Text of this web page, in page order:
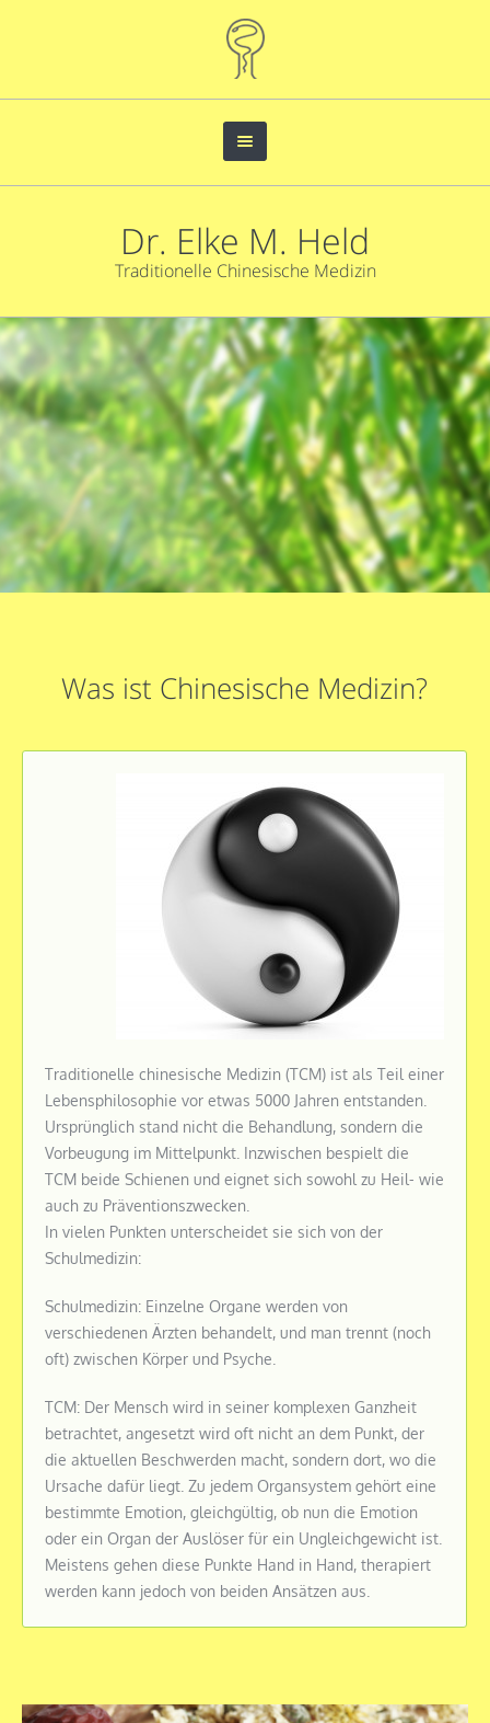
Dr. Elke M. Held
Traditionelle Chinesische Medizin
Was ist Chinesische Medizin?
Traditionelle chinesische Medizin (TCM) ist als Teil einer
Lebensphilosophie vor etwas 5000 Jahren entstanden.
Ursprünglich stand nicht die Behandlung, sondern die
Vorbeugung im Mittelpunkt. Inzwischen bespielt die
TCM beide Schienen und eignet sich sowohl zu Heil- wie
auch zu Präventionszwecken.
In vielen Punkten unterscheidet sie sich von der
Schulmedizin:
Schulmedizin: Einzelne Organe werden von
verschiedenen Ärzten behandelt, und man trennt (noch
oft) zwischen Körper und Psyche.
TCM: Der Mensch wird in seiner komplexen Ganzheit
betrachtet, angesetzt wird oft nicht an dem Punkt, der
die aktuellen Beschwerden macht, sondern dort, wo die
Ursache dafür liegt. Zu jedem Organsystem gehört eine
bestimmte Emotion, gleichgültig, ob nun die Emotion
oder ein Organ der Auslöser für ein Ungleichgewicht ist.
Meistens gehen diese Punkte Hand in Hand, therapiert
werden kann jedoch von beiden Ansätzen aus.